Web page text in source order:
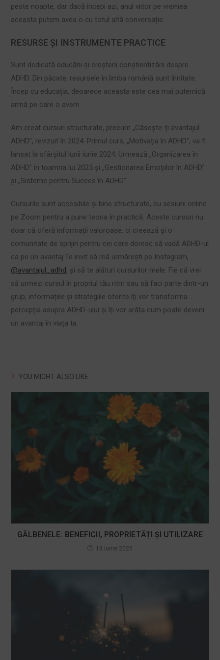
peste noapte, dar dacă începi azi, anul viitor pe vremea
aceasta putem avea o cu totul altă conversație.
RESURSE ȘI INSTRUMENTE PRACTICE
Sunt dedicată educării și creșterii conștientizării despre
ADHD. Din păcate, resursele în limba română sunt limitate.
Încep cu educația, deoarece aceasta este cea mai puternică
armă pe care o avem.
Am creat cursuri structurate, precum „Găsește-ți avantajul
ADHD”, revizuit în 2024. Primul curs, „Motivația în ADHD”, va fi
lansat la sfârșitul lunii iunie 2024. Urmează „Organizarea în
ADHD” în toamna lui 2025 și „Gestionarea Emoțiilor în ADHD”
și „Sisteme pentru Succes în ADHD”.
Cursurile sunt accesibile și bine structurate, cu sesiuni online
pe Zoom pentru a pune teoria în practică. Aceste cursuri nu
doar că oferă informații valoroase, ci creează și o
comunitate de sprijin pentru cei care doresc să vadă ADHD-ul
ca pe un avantaj.Te invit să mă urmărești pe Instagram,
@avantajul_adhd, și să te alături cursurilor mele. Fie că vrei
să urmezi cursul în propriul tău ritm sau să faci parte dintr-un
grup, informațiile și strategiile oferite îți vor transforma
percepția asupra ADHD-ului și îți vor arăta cum poate deveni
un avantaj în viața ta.
YOU MIGHT ALSO LIKE
GĂLBENELE: BENEFICII, PROPRIETĂȚI ȘI UTILIZARE
18 iunie 2025